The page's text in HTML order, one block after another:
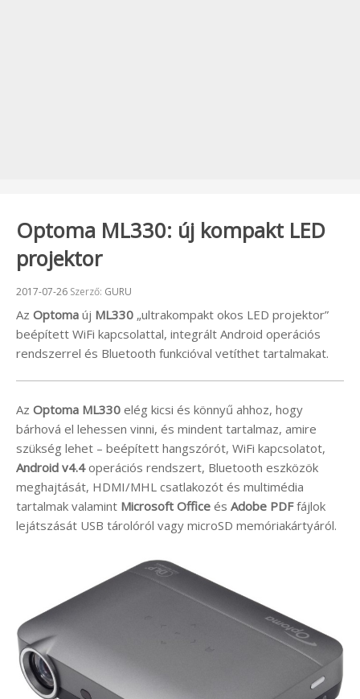
Optoma ML330: új kompakt LED
projektor
Beküldve:
2017-07-26 Szerző: GURU
Az Optoma új ML330 „ultrakompakt okos LED projektor”
beépített WiFi kapcsolattal, integrált Android operációs
rendszerrel és Bluetooth funkcióval vetíthet tartalmakat.
Az Optoma ML330 elég kicsi és könnyű ahhoz, hogy
bárhová el lehessen vinni, és mindent tartalmaz, amire
szükség lehet – beépített hangszórót, WiFi kapcsolatot,
Android v4.4operációs rendszert, Bluetooth eszközök
meghajtását, HDMI/MHL csatlakozót és multimédia
tartalmak valamint Microsoft Office és Adobe PDFfájlok
lejátszását USB tárolóról vagy microSD memóriakártyáról.